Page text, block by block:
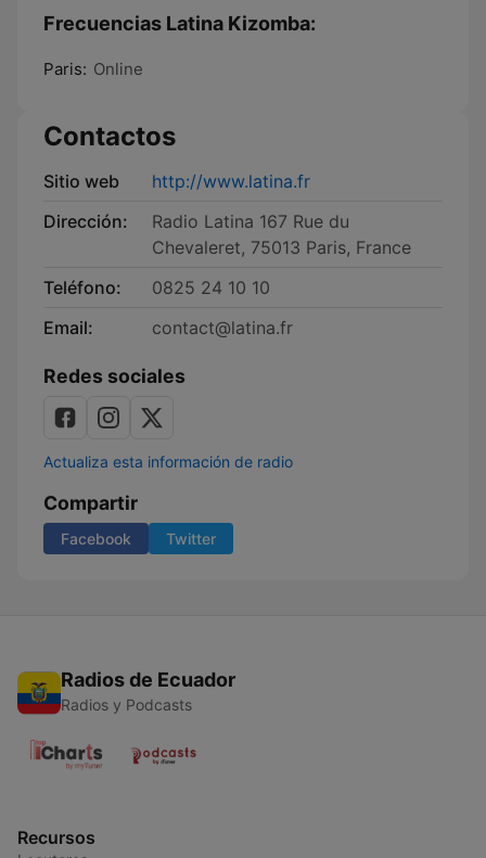
Frecuencias Latina Kizomba:
Paris: Online
Contactos
Sitio web
http://www.latina.fr
Dirección:
Radio Latina 167 Rue du
Chevaleret, 75013 Paris, France
Teléfono:
0825 24 10 10
Email:
contact@latina.fr
Redes sociales
Actualiza esta información de radio
Compartir
Facebook Twitter
Radios de Ecuador
Radios y Podcasts
Recursos